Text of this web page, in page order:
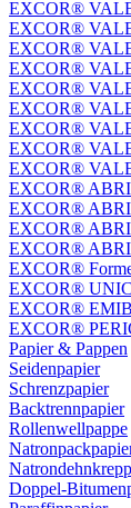
EXCOR®
EXCOR®
EXCOR®
EXCOR®
EXCOR®
EXCOR®
EXCOR®
EXCOR®
EXCOR®
EXCOR®
EXCOR®
EXCOR®
EXCOR®
EXCOR®
EXCOR®
EXCOR®
EXCOR®
Papier & Pappen
Seidenpapier
Schrenzpapier
Backtrennpapier
Rollenwellpappe
Natrondehnkrepp
Doppel-